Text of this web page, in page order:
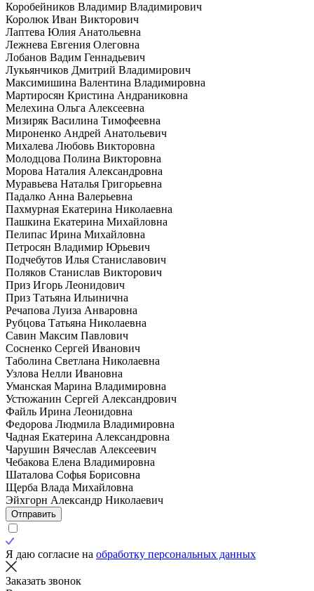
Коробейников Владимир Владимирович
Королюк Иван Викторович
Лаптева Юлия Анатольевна
Лежнева Евгения Олеговна
Лобанов Вадим Геннадьевич
Лукьянчиков Дмитрий Владимирович
Максимишина Валентина Владимировна
Мартиросян Кристина Андраниковна
Мелехина Ольга Алексеевна
Мизиряк Василина Тимофеевна
Мироненко Андрей Анатольевич
Михалева Любовь Викторовна
Молодцова Полина Викторовна
Морова Наталия Александровна
Муравьева Наталья Григорьевна
Падалко Анна Валерьевна
Пахмурная Екатерина Николаевна
Пашкина Екатерина Михайловна
Пелипас Ирина Михайловна
Петросян Владимир Юрьевич
Подчебутов Илья Станиславович
Поляков Станислав Викторович
Приз Игорь Леонидович
Приз Татьяна Ильинична
Речапова Луиза Анваровна
Рубцова Татьяна Николаевна
Савин Максим Павлович
Сосненко Сергей Иванович
Таболина Светлана Николаевна
Узлова Нелли Ивановна
Уманская Марина Владимировна
Устюжанин Сергей Александрович
Файль Ирина Леонидовна
Федорова Людмила Владимировна
Чадная Екатерина Александровна
Чарушин Вячеслав Алексеевич
Чебакова Елена Владимировна
Шаталова Софья Борисовна
Щерба Влада Михайловна
Эйхгорн Александр Николаевич
Отправить
Я даю согласие на обработку персональных данных
Заказать звонок